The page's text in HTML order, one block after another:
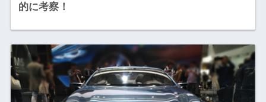
的に考察！